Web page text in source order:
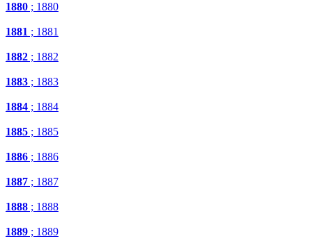
1880 ; 1880
1881 ; 1881
1882 ; 1882
1883 ; 1883
1884 ; 1884
1885 ; 1885
1886 ; 1886
1887 ; 1887
1888 ; 1888
1889 ; 1889